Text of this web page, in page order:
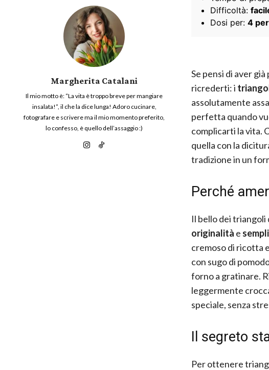
Margherita Catalani
Il mio motto è: “La vita è troppo breve per mangiare
insalata!”, il che la dice lunga! Adoro cucinare,
fotografare e scrivere ma il mio momento preferito,
lo confesso, è quello dell’assaggio :)
Difficoltà:
Dosi per: 4
Se pensi di aver
ricrederti: i
assolutamente
perfetta quando
complicarti la vita.
quella con la
tradizione in un
Perché
Il bello dei triangoli
originalità e
cremoso di ricotta
con sugo di
forno a gratinare.
leggermente
speciale, senza
Il segreto
Per ottenere